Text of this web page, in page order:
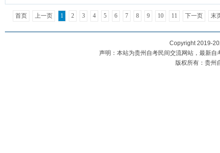
首页 上一页 1 2 3 4 5 6 7 8 9 10 11 下一页 末
Copyright 2019-
声明：本站为贵州自考民间交流网站，最新
版权所有：贵